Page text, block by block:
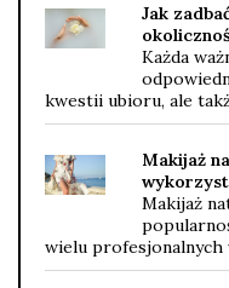
Jak
Każda
kwestii ubioru, ale
Makijaż
Makijaż
wielu